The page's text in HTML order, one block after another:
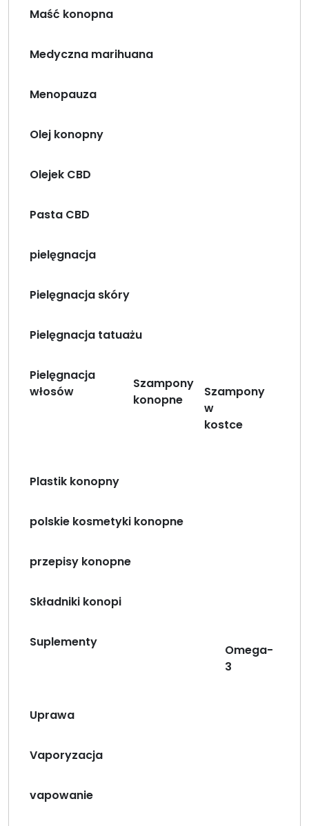
Maść konopna
Medyczna marihuana
Menopauza
Olej konopny
Olejek CBD
Pasta CBD
pielęgnacja
Pielęgnacja skóry
Pielęgnacja tatuażu
Pielęgnacja
włosów
Szampony
konopne
Szampony
w
kostce
Plastik konopny
polskie kosmetyki konopne
przepisy konopne
Składniki konopi
Suplementy
Omega-
3
Uprawa
Vaporyzacja
vapowanie